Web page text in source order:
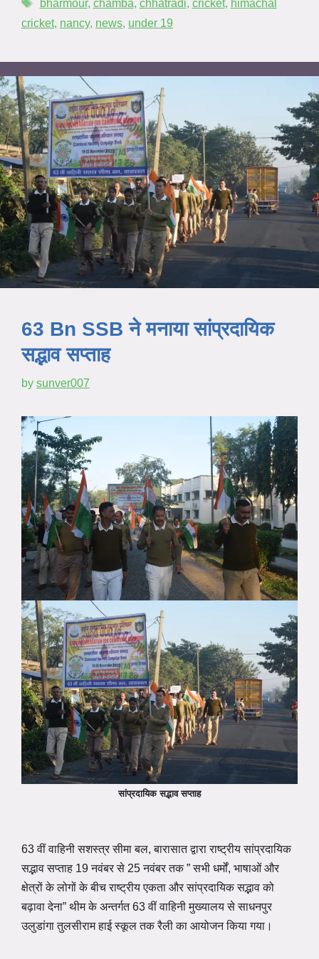
bharmour, chamba, chhatradi, cricket, himachal
cricket, nancy, news, under 19
63 Bn SSB ने मनाया सांप्रदायिक
सद्भाव सप्ताह
by sunver007
सांप्रदायिक सद्भाव सप्ताह
63 वीं वाहिनी सशस्त्र सीमा बल, बारासात द्वारा राष्ट्रीय सांप्रदायिक
सद्भाव सप्ताह 19 नवंबर से 25 नवंबर तक ” सभी धर्मों, भाषाओं और
क्षेत्रों के लोगों के बीच राष्ट्रीय एकता और सांप्रदायिक सद्भाव को
बढ़ावा देना” थीम के अन्तर्गत 63 वीं वाहिनी मुख्यालय से साधनपुर
उलुडांगा तुलसीराम हाई स्कूल तक रैली का आयोजन किया गया।